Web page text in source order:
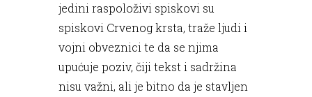
jedini raspoloživi spiskovi su
spiskovi Crvenog krsta, traže ljudi i
vojni obveznici te da se njima
upućuje poziv, čiji tekst i sadržina
nisu važni, ali je bitno da je stavljen